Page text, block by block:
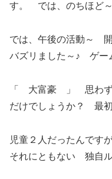
す。 では、のちほど
では、午後の活動～
バズリました～♪ ゲー
「 大富豪 」 思わ
だけでしょうか？ 最
児童２人だったんで
それにともない 独自